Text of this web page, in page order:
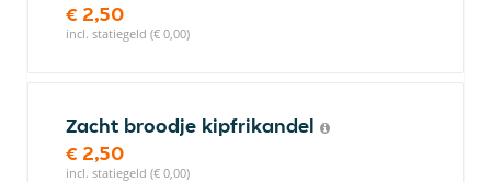
€ 2,50
incl. statiegeld (€ 0,00)
Zacht broodje kipfrikandel
€ 2,50
incl. statiegeld (€ 0,00)